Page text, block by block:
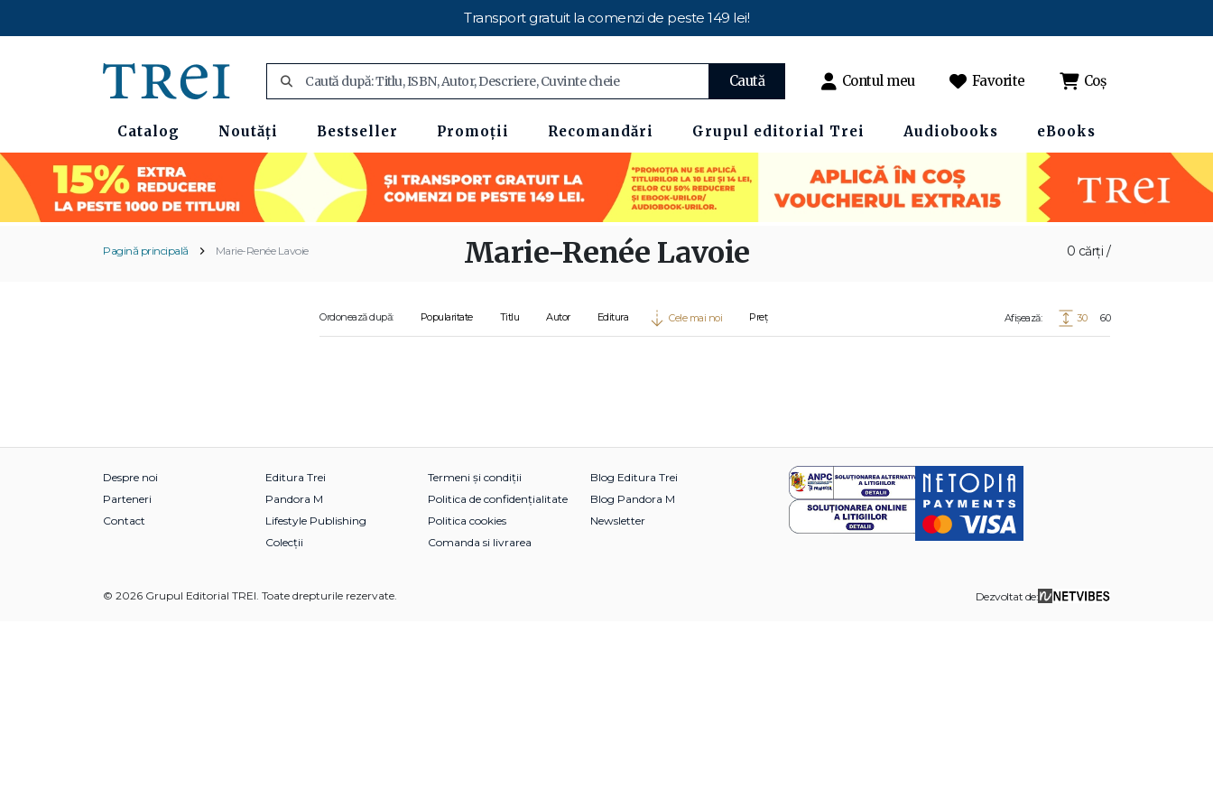
Transport gratuit la comenzi de peste 149 lei!
Caută Contul meu Favorite Coș
Catalog Noutăți Bestseller Promoții Recomandări Grupul editorial Trei Audiobooks eBooks
Pagină principală Marie-Renée Lavoie 0 cărți /
Marie-Renée Lavoie
Ordonează după: Popularitate Titlu Autor Editura Cele mai noi Preț Afișează: 30 60
Despre noi
Parteneri
Contact
Editura Trei
Pandora M
Lifestyle Publishing
Colecții
Termeni și condiții
Politica de confidențialitate
Politica cookies
Comanda si livrarea
Blog Editura Trei
Blog Pandora M
Newsletter
© 2026 Grupul Editorial TREI. Toate drepturile rezervate. Dezvoltat de: